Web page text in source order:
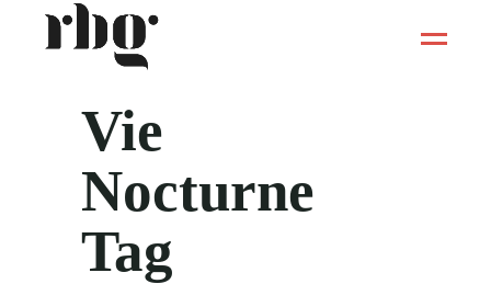
Vie
Nocturne
Tag